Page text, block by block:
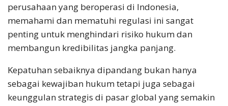
perusahaan yang beroperasi di Indonesia,
memahami dan mematuhi regulasi ini sangat
penting untuk menghindari risiko hukum dan
membangun kredibilitas jangka panjang.
Kepatuhan sebaiknya dipandang bukan hanya
sebagai kewajiban hukum tetapi juga sebagai
keunggulan strategis di pasar global yang semakin